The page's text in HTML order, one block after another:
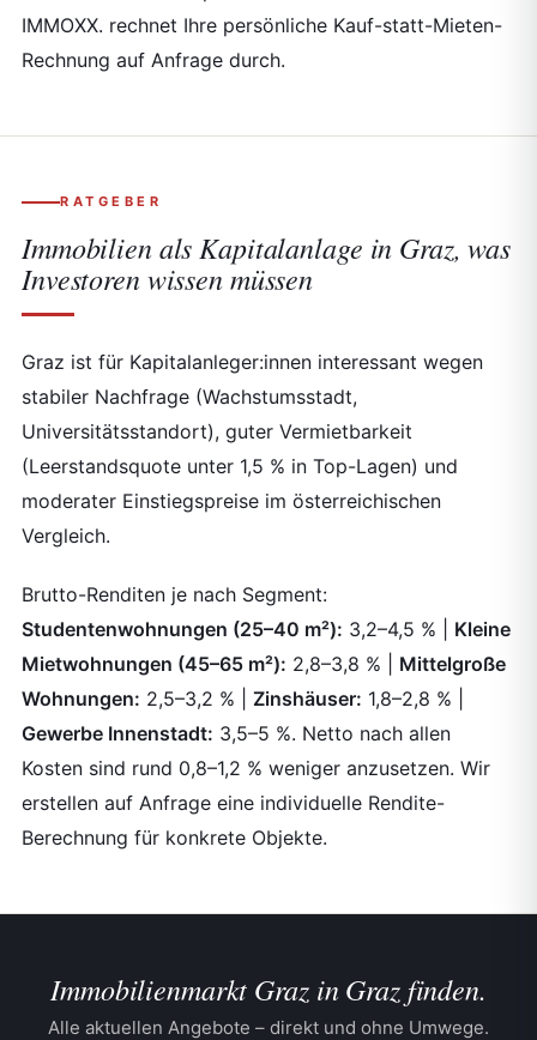
IMMOXX. rechnet Ihre persönliche Kauf-statt-Mieten-
Rechnung auf Anfrage durch.
RATGEBER
Immobilien als Kapitalanlage in Graz, was
Investoren wissen müssen
Graz ist für Kapitalanleger:innen interessant wegen
stabiler Nachfrage (Wachstumsstadt,
Universitätsstandort), guter Vermietbarkeit
(Leerstandsquote unter 1,5 % in Top-Lagen) und
moderater Einstiegspreise im österreichischen
Vergleich.
Brutto-Renditen je nach Segment:
Studentenwohnungen (25–40 m²): 3,2–4,5 % | Kleine
Mietwohnungen (45–65 m²): 2,8–3,8 % | Mittelgroße
Wohnungen: 2,5–3,2 % | Zinshäuser: 1,8–2,8 % |
Gewerbe Innenstadt: 3,5–5 %. Netto nach allen
Kosten sind rund 0,8–1,2 % weniger anzusetzen. Wir
erstellen auf Anfrage eine individuelle Rendite-
Berechnung für konkrete Objekte.
Immobilienmarkt Graz in Graz finden.
Alle aktuellen Angebote – direkt und ohne Umwege.